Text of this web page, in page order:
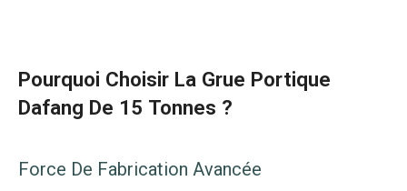
Pourquoi Choisir La Grue Portique
Dafang De 15 Tonnes ?
Force De Fabrication Avancée